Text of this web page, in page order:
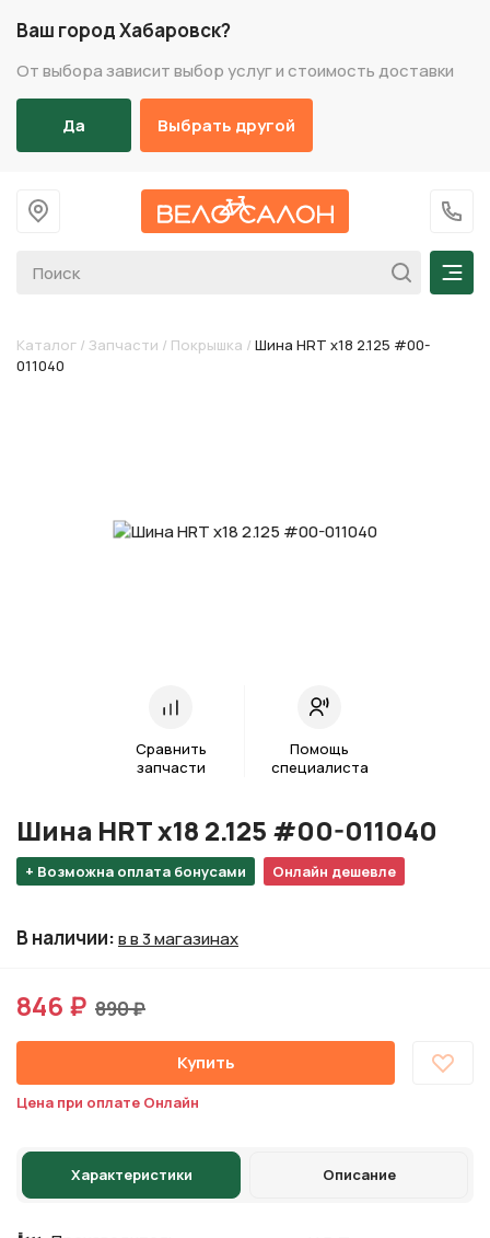
Ваш город Хабаровск?
От выбора зависит выбор услуг и стоимость доставки
Да Выбрать другой
На главную
+7
Каталог / Запчасти / Покрышка / Шина HRT х18 2.125 #00-
011040
Сравнить
запчасти
Помощь
специалиста
+ Возможна оплата бонусами Онлайн дешевле
Шина HRT х18 2.125 #00-011040
В наличии:в в 3 магазинах
846 ₽ 890 ₽
Купить
Цена при оплате Онлайн
Характеристики Описание